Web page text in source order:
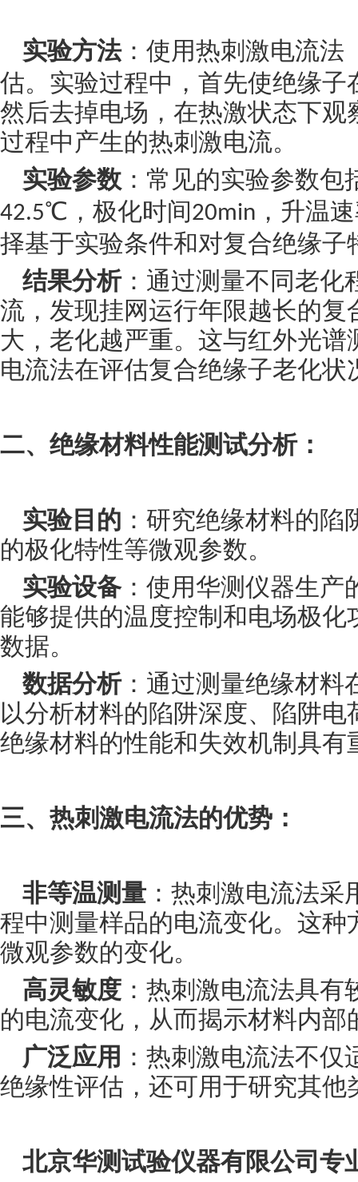
实验方法：使用热刺激电流法
估。实验过程中，首先使绝缘
然后去掉电场，在热激状态下
过程中产生的热刺激电流。
实验参数 ：常见的实验参数包
42.5℃，极化时间20min ，升温
择基于实验条件和对复合绝缘子
结果分析：通过测量不同老化
流，发现挂网运行年限越长的
大，老化越严重。这与红外光
电流法在评估复合绝缘子老化状
二、 绝缘材料性能测试分析：
实验目的 ：研究绝缘材料的
的极化特性等微观参数。
实验设备：使用华测仪器生产
能够提供的温度控制和电场极
数据。
数据分析：通过测量绝缘材料
以分析材料的陷阱深度、陷阱
绝缘材料的性能和失效机制具有
三、 热刺激电流法的优势：
非等温测量 ：热刺激电流法
程中测量样品的电流变化。这
微观参数的变化。
高灵敏度 ：热刺激电流法具
的电流变化，从而揭示材料内
广泛应用 ：热刺激电流法不
绝缘性评估，还可用于研究其
北京华测试验仪器有限公司专